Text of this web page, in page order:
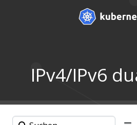
IPv4/IPv6